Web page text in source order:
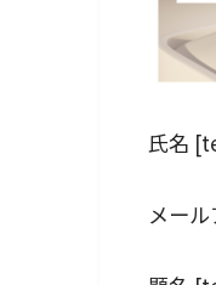
氏名
メー